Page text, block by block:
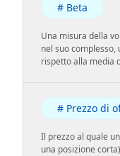
# Beta
Una misura della
nel suo
rispetto alla media
# Prezzo di
Il prezzo al quale
una posizione